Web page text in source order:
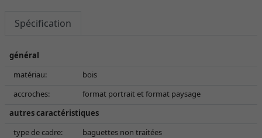
Spécification
général
matériau:
bois
accroches:
format portrait et format paysage
autres caractéristiques
type de cadre:
baguettes non traitées